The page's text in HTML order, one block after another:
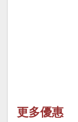
更多優惠